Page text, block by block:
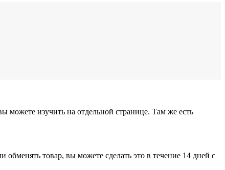
изучить на отдельной странице. Там же есть
товар, вы можете сделать это в течение 14 дней с